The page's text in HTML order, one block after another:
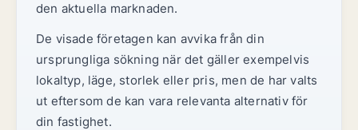
den aktuella marknaden.
De visade företagen kan avvika från din
ursprungliga sökning när det gäller exempelvis
lokaltyp, läge, storlek eller pris, men de har valts
ut eftersom de kan vara relevanta alternativ för
din fastighet.